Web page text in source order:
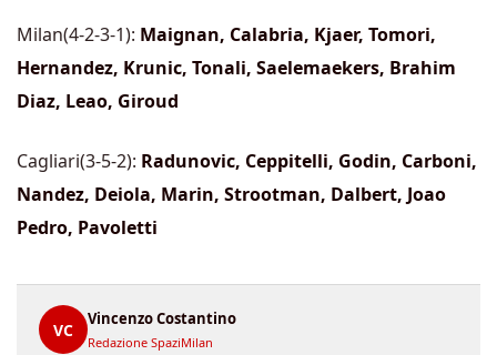
Milan(4-2-3-1): Maignan, Calabria, Kjaer, Tomori,
Hernandez, Krunic, Tonali, Saelemaekers, Brahim
Diaz, Leao, Giroud
Cagliari(3-5-2): Radunovic, Ceppitelli, Godin, Carboni,
Nandez, Deiola, Marin, Strootman, Dalbert, Joao
Pedro, Pavoletti
VC
Vincenzo Costantino
Redazione SpaziMilan